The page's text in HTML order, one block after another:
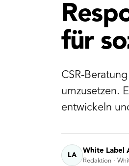
für
CSR-
umzusetzen.
entwickeln
LA White Label
Redaktion ·